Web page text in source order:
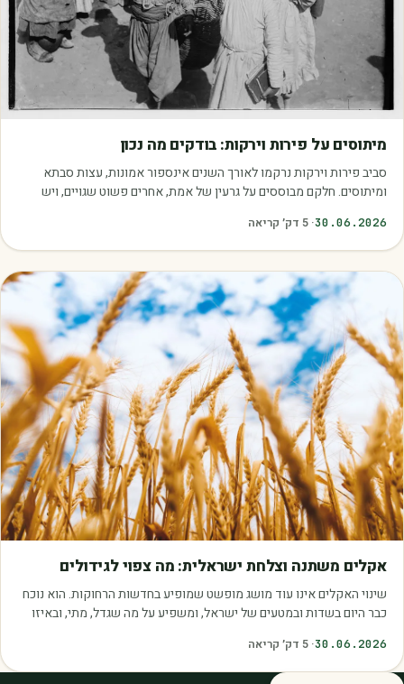
מיתוסים על פירות וירקות: בודקים מה נכון
סביב פירות וירקות נרקמו לאורך השנים אינספור אמונות, עצות סבתא
ומיתוסים. חלקם מבוססים על גרעין של אמת, אחרים פשוט שגויים, ויש
30.06.2026
·
5 דק׳ קריאה
אקלים משתנה וצלחת ישראלית: מה צפוי לגידולים
שינוי האקלים אינו עוד מושג מופשט שמופיע בחדשות הרחוקות. הוא נוכח
כבר היום בשדות ובמטעים של ישראל, ומשפיע על מה שגדל, מתי, ובאיזו
30.06.2026
·
5 דק׳ קריאה